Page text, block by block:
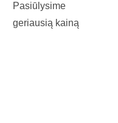
Pasiūlysime
geriausią kainą